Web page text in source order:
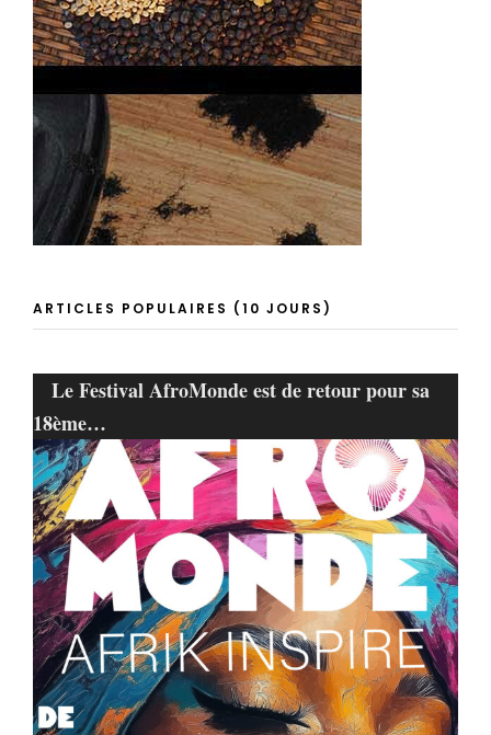
ARTICLES POPULAIRES (10 JOURS)
Le Festival AfroMonde est de retour pour sa
18ème…